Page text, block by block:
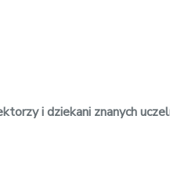
i dziekani znanych